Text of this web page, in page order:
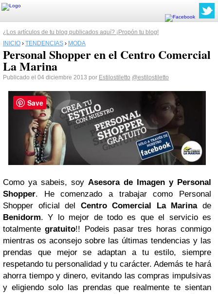
¿Los artículos de tu blog publicados aquí? ¡Propón tu blog!
INICIO › TENDENCIAS › MODA
Personal Shopper en el Centro Comercial
La Marina
Publicado el 04 diciembre 2013 por Estilostiletto @estilostiletto
Como ya sabeis, soy Asesora de Imagen y Personal
Shopper. He comenzado a trabajar como
Personal
Shopper oficial del Centro Comercial La Marinade
Benidorm. Y lo mejor de todo es que el servicio es
totalmentegratuito!! Podeis pasar tres horas conmigo
mientras os aconsejo sobre las últimas tendencias y las
prendas que mejor se adaptan a tu estilo, siempre
respetando tu personalidad y tu carácter. Además te hará
ahorra tiempo y dinero, evitando las compras impulsivas
y eligiendo solo las prendas que realmente te sientan
Save